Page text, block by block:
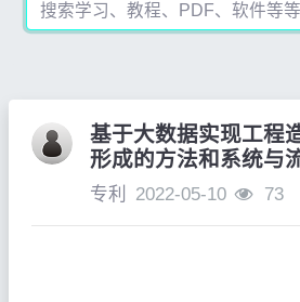
基于大数据实现工程
形成的方法和系统与
专利 2022-05-10 73